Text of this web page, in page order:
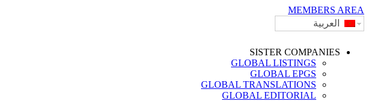
MEMBERS AREA
العربية
SISTER COMPANIES
GLOBAL LISTINGS
GLOBAL EPGS
GLOBAL TRANSLATIONS
GLOBAL EDITORIAL